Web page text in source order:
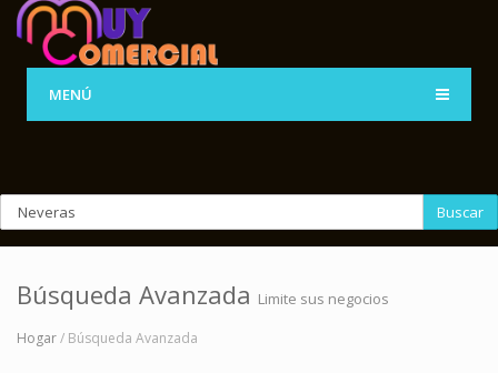
MENÚ
Buscar
Búsqueda Avanzada Limite sus negocios
Hogar/ Búsqueda Avanzada